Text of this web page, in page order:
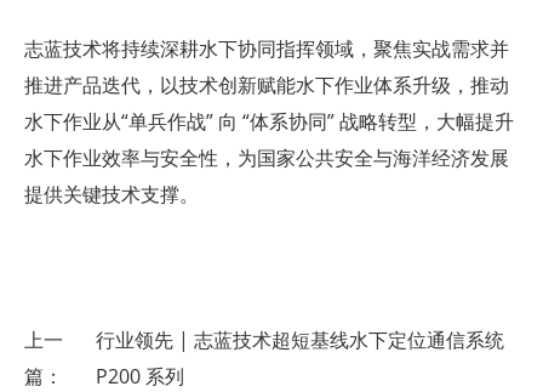
志蓝技术将持续深耕水下协同指挥领域 ，聚焦实战需求并
推进产品迭代，以技术创新赋能水下作业体系升级，推动
水下作业从“单兵作战” 向 “体系协同”战略转型，大幅提升
水下作业效率与安全性，为国家公共安全与海洋经济发展
提供关键技术支撑。
上一
篇：
行业领先 | 志蓝技术超短基线水下定位通信系统
P200 系列